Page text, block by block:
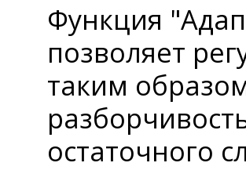
Функция
позволяет
таким
остаточного